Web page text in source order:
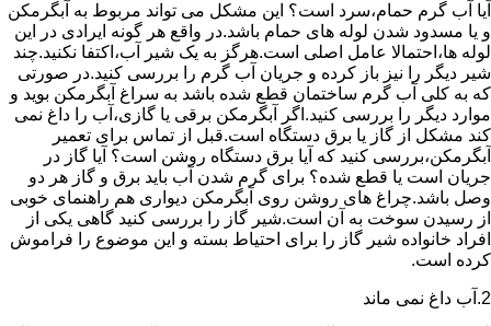
آیا آب گرم حمام،سرد است؟ این مشکل می تواند مربوط به آبگرمکن
و یا مسدود شدن لوله های حمام باشد.در واقع هر گونه ایرادی در این
لوله ها،احتمالا عامل اصلی است.هرگز به یک شیر آب،اکتفا نکنید.چند
شیر دیگر را نیز باز کرده و جریان آب گرم را بررسی کنید.در صورتی
که به کلی آب گرم ساختمان قطع شده باشد به سراغ آبگرمکن بوید و
موارد دیگر را بررسی کنید.اگر آبگرمکن برقی یا گازی،آب را داغ نمی
کند مشکل از گاز یا برق دستگاه است.قبل از تماس برای تعمیر
آبگرمکن،بررسی کنید که آیا برق دستگاه روشن است؟ آیا گاز در
جریان است یا قطع شده؟ برای گرم شدن آب باید برق و گاز هر دو
وصل باشد.چراغ های روشن روی آبگرمکن دیواری هم راهنمای خوبی
از رسیدن سوخت به آن است.شیر گاز را بررسی کنید گاهی یکی از
افراد خانواده شیر گاز را برای احتیاط بسته و این موضوع را فراموش
کرده است.
2.آب داغ نمی ماند